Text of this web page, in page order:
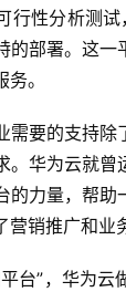
行性分析测
的部署。这
。
需要的支持除
。华为云就曾
的力量，帮助
销推广和业
台”，华为